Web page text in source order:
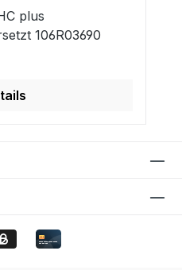
plus
106R03690